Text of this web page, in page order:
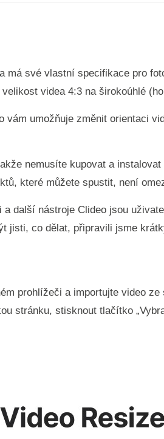
má své vlastní specifikace pro
videa 4:3 na širokoúhlé
vám umožňuje změnit orientaci
nemusíte kupovat a
které můžete spustit, není
další nástroje Clideo jsou
jisti, co dělat, připravili jsme
prohlížeči a importujte video
stránku, stisknout tlačítko